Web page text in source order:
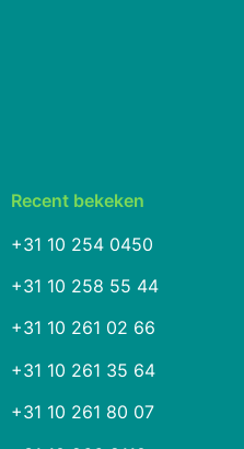
Recent bekeken
+31 10 254 0450
+31 10 258 55 44
+31 10 261 02 66
+31 10 261 35 64
+31 10 261 80 07